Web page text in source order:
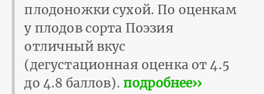
плодоножки сухой. По оценкам
у плодов сорта Поэзия
отличный вкус
(дегустационная оценка от 4.5
до 4.8 баллов). подробнее››